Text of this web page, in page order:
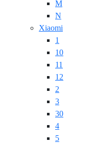
M
N
Xiaomi
1
10
11
12
2
3
30
4
5